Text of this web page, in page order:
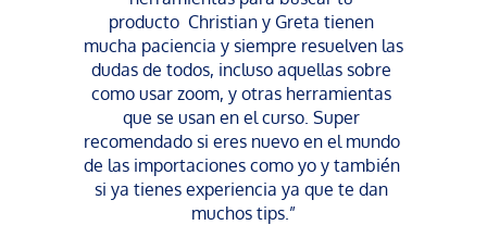
producto  Christian y Greta tienen
mucha paciencia y siempre resuelven las
dudas de todos, incluso aquellas sobre
como usar zoom, y otras herramientas
que se usan en el curso. Super
recomendado si eres nuevo en el mundo
de las importaciones como yo y también
si ya tienes experiencia ya que te dan
muchos tips.”